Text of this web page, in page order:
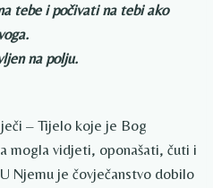
tebe i počivati ​​na tebi ako
na polju.
– Tijelo koje je Bog
mogla vidjeti, oponašati, čuti i
Njemu je čovječanstvo dobilo